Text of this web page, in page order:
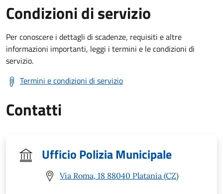
Condizioni di servizio
Per conoscere i dettagli di scadenze, requisiti e altre
informazioni importanti, leggi i termini e le condizioni di
servizio.
Termini e condizioni di servizio
Contatti
Ufficio Polizia Municipale
Via Roma, 18 88040 Platania (CZ)